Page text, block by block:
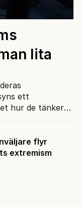
flyr
extremism
lita
ett
hur de tänker